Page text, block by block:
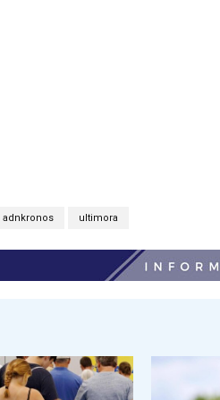
adnkronos ultimora